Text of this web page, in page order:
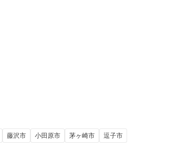
藤沢市 小田原市 茅ヶ崎市 逗子市